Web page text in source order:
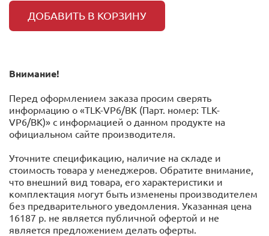
ДОБАВИТЬ В КОРЗИНУ
Внимание!
Перед оформлением заказа просим сверять
информацию о «TLK-VP6/BK (Парт. номер: TLK-
VP6/BK)» с информацией o данном продукте на
официальном сайте производителя.
Уточните спецификацию, наличие на складе и
стоимость товара у менеджеров. Обратите внимание,
что внешний вид товара, его характеристики и
комплектация могут быть изменены производителем
без предварительного уведомления. Указанная цена
16187 р. не является публичной офертой и не
является предложением делать оферты.